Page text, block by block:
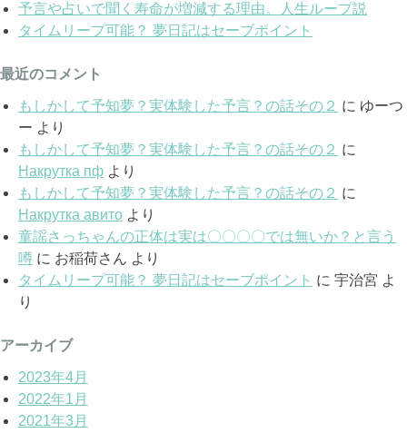
予言や占いで聞く寿命が増減する理由。人生ループ説
タイムリープ可能？ 夢日記はセーブポイント
最近のコメント
もしかして予知夢？実体験した予言？の話その２ に ゆーつ
ー より
もしかして予知夢？実体験した予言？の話その２ に
Накрутка пф より
もしかして予知夢？実体験した予言？の話その２ に
Накрутка авито より
童謡さっちゃんの正体は実は〇〇〇〇では無いか？と言う
噂 に お稲荷さん より
タイムリープ可能？ 夢日記はセーブポイント に 宇治宮 よ
り
アーカイブ
2023年4月
2022年1月
2021年3月